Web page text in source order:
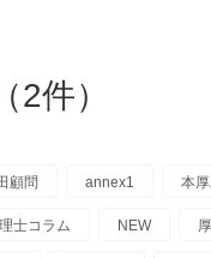
件）
顧問 annex1 本
士コラム NEW